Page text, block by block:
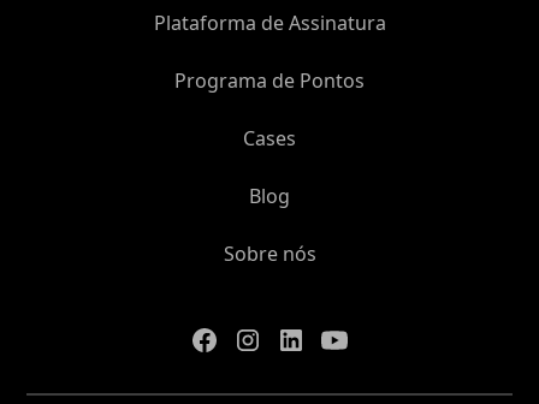
Plataforma de Assinatura
Programa de Pontos
Cases
Blog
Sobre nós